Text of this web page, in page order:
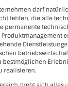
darf
fehlen, die alle
permanente
Produktmanagement
bestmöglichen
realisieren.